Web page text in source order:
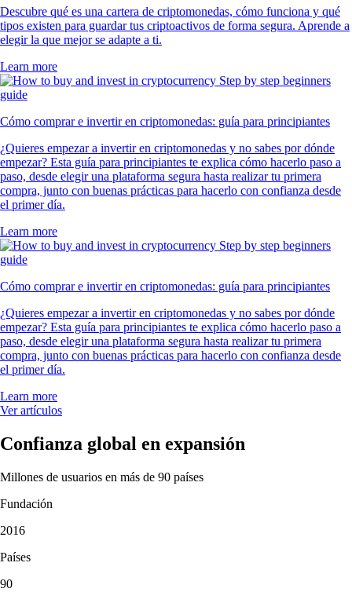
Descubre qué es una cartera de criptomonedas, cómo funciona y qué
tipos existen para guardar tus criptoactivos de forma segura. Aprende a
elegir la que mejor se adapte a ti.
Learn more
Cómo comprar e invertir en criptomonedas: guía para principiantes
¿Quieres empezar a invertir en criptomonedas y no sabes por dónde
empezar? Esta guía para principiantes te explica cómo hacerlo paso a
paso, desde elegir una plataforma segura hasta realizar tu primera
compra, junto con buenas prácticas para hacerlo con confianza desde
el primer día.
Learn more
Cómo comprar e invertir en criptomonedas: guía para principiantes
¿Quieres empezar a invertir en criptomonedas y no sabes por dónde
empezar? Esta guía para principiantes te explica cómo hacerlo paso a
paso, desde elegir una plataforma segura hasta realizar tu primera
compra, junto con buenas prácticas para hacerlo con confianza desde
el primer día.
Learn more
Ver artículos
Confianza global en expansión
Millones de usuarios en más de 90 países
Fundación
2016
Países
90